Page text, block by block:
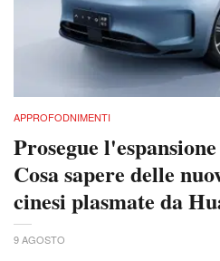
APPROFODNIMENTI
Prosegue
Cosa sapere delle
cinesi plasmate da
9 AGOSTO